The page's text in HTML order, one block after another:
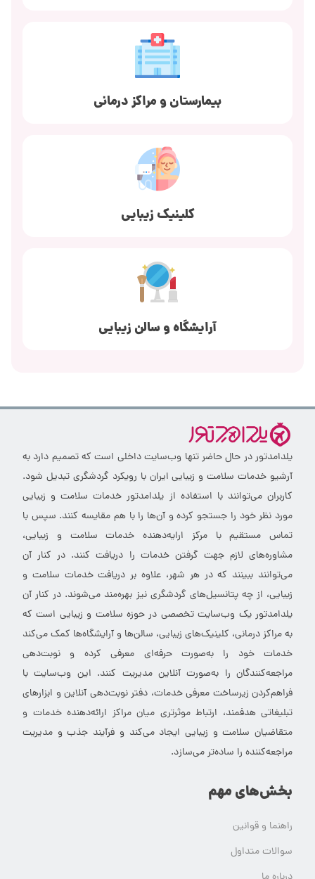
بیمارستان و مراکز درمانی
کلینیک زیبایی
آرایشگاه و سالن زیبایی
یلدامدتور در حال حاضر تنها وب‌سایت داخلی است که تصمیم دارد به
آرشیو خدمات سلامت و زیبایی ایران با رویکرد گردشگری تبدیل شود.
کاربران می‌توانند با استفاده از یلدامدتور خدمات سلامت و زیبایی
مورد نظر خود را جستجو کرده و آن‌ها را با هم مقایسه کنند. سپس با
تماس مستقیم با مرکز ارایه‌دهنده خدمات سلامت و زیبایی،
مشاوره‌های لازم جهت گرفتن خدمات را دریافت کنند. در کنار آن
می‌توانند ببینند که در هر شهر، علاوه بر دریافت خدمات سلامت و
زیبایی، از چه پتانسیل‌های گردشگری نیز بهره‌مند می‌شوند. در کنار آن
یلدامدتور یک وب‌سایت تخصصی در حوزه سلامت و زیبایی است که
به مراکز درمانی، کلینیک‌های زیبایی، سالن‌ها و آرایشگاه‌ها کمک می‌کند
خدمات خود را به‌صورت حرفه‌ای معرفی کرده و نوبت‌دهی
مراجعه‌کنندگان را به‌صورت آنلاین مدیریت کنند. این وب‌سایت با
فراهم‌کردن زیرساخت معرفی خدمات، دفتر نوبت‌دهی آنلاین و ابزارهای
تبلیغاتی هدفمند، ارتباط موثرتری میان مراکز ارائه‌دهنده خدمات و
متقاضیان سلامت و زیبایی ایجاد می‌کند و فرآیند جذب و مدیریت
مراجعه‌کننده را ساده‌تر می‌سازد.
بخش‌های مهم
راهنما و قوانین
سوالات متداول